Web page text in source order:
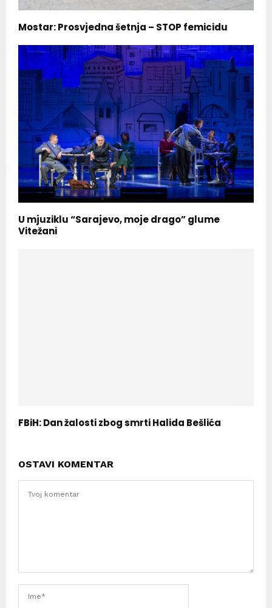
Mostar: Prosvjedna šetnja – STOP femicidu
U mjuziklu “Sarajevo, moje drago” glume
Vitežani
FBiH: Dan žalosti zbog smrti Halida Bešlića
OSTAVI KOMENTAR